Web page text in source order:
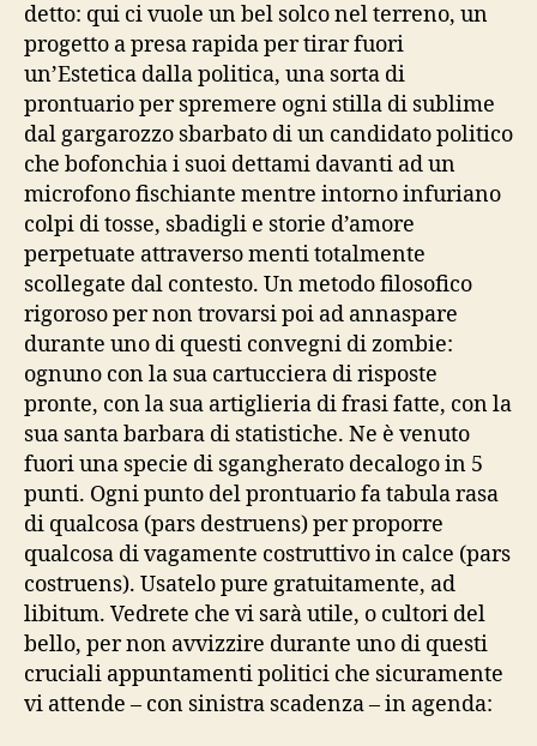
detto: qui ci vuole un bel solco nel terreno, un
progetto a presa rapida per tirar fuori
un’Estetica dalla politica, una sorta di
prontuario per spremere ogni stilla di sublime
dal gargarozzo sbarbato di un candidato politico
che bofonchia i suoi dettami davanti ad un
microfono fischiante mentre intorno infuriano
colpi di tosse, sbadigli e storie d’amore
perpetuate attraverso menti totalmente
scollegate dal contesto. Un metodo filosofico
rigoroso per non trovarsi poi ad annaspare
durante uno di questi convegni di zombie:
ognuno con la sua cartucciera di risposte
pronte, con la sua artiglieria di frasi fatte, con la
sua santa barbara di statistiche. Ne è venuto
fuori una specie di sgangherato decalogo in 5
punti. Ogni punto del prontuario fa tabula rasa
di qualcosa (pars destruens) per proporre
qualcosa di vagamente costruttivo in calce (pars
costruens). Usatelo pure gratuitamente, ad
libitum. Vedrete che vi sarà utile, o cultori del
bello, per non avvizzire durante uno di questi
cruciali appuntamenti politici che sicuramente
vi attende – con sinistra scadenza – in agenda: